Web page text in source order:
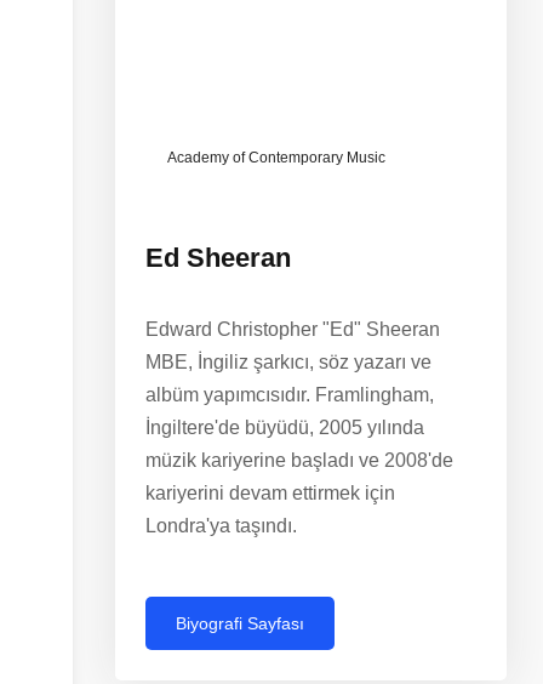
Academy of Contemporary Music
Ed Sheeran
Edward Christopher "Ed" Sheeran
MBE, İngiliz şarkıcı, söz yazarı ve
albüm yapımcısıdır. Framlingham,
İngiltere'de büyüdü, 2005 yılında
müzik kariyerine başladı ve 2008'de
kariyerini devam ettirmek için
Londra'ya taşındı.
Biyografi Sayfası